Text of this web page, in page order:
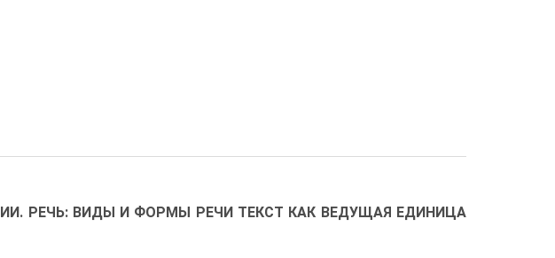
РЕЧЬ: ВИДЫ И ФОРМЫ РЕЧИ ТЕКСТ КАК ВЕДУЩАЯ ЕДИНИЦА